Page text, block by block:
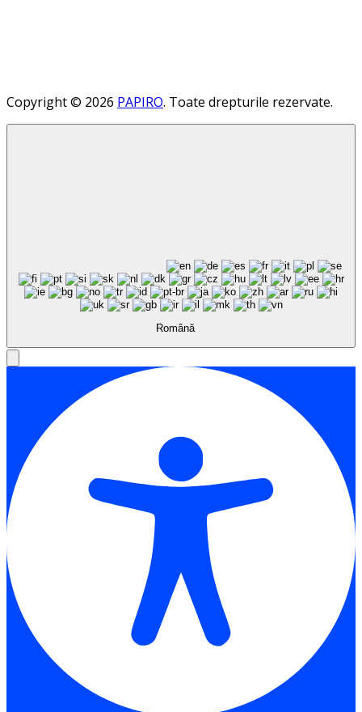
Copyright © 2026 PAPIRO. Toate drepturile rezervate.
Română